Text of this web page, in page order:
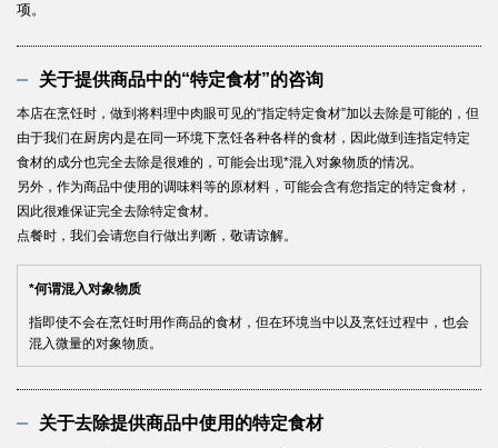
NEWS
项。
关于提供商品中的“特定食材”的咨询
本店在烹饪时，做到将料理中肉眼可见的“指定特定食材”加以去除是可能的，但
由于我们在厨房内是在同一环境下烹饪各种各样的食材，因此做到连指定特定
食材的成分也完全去除是很难的，可能会出现*混入对象物质的情况。
另外，作为商品中使用的调味料等的原材料，可能会含有您指定的特定食材，
因此很难保证完全去除特定食材。
点餐时，我们会请您自行做出判断，敬请谅解。
*何谓混入对象物质
指即使不会在烹饪时用作商品的食材，但在环境当中以及烹饪过程中，也会
混入微量的对象物质。
关于去除提供商品中使用的特定食材